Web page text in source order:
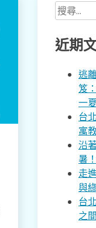
搜
尋
關
鍵
近期
逃
笈
一夏
台
寓
沿
暑
走
與
台
之